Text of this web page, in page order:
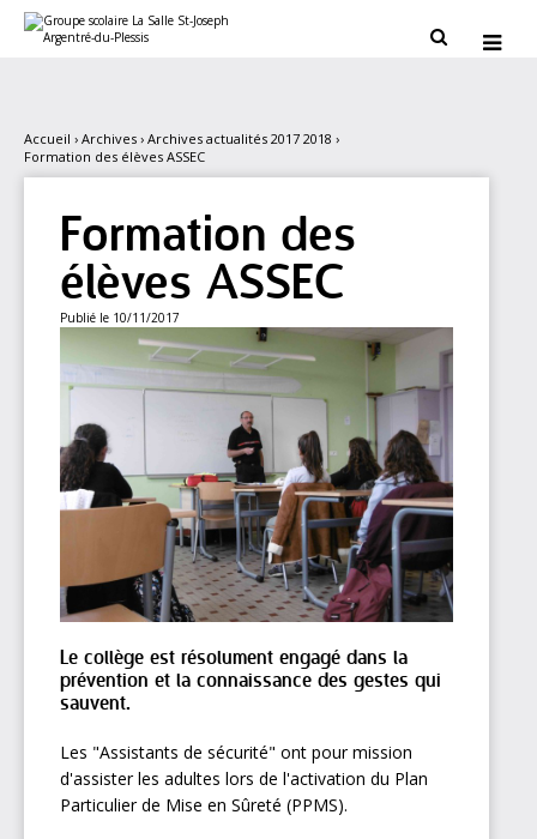
contenu.
personnels
 
Accueil › Archives › Archives actualités 2017 2018 ›
Formation des élèves ASSEC
Formation des
élèves ASSEC
Publié le 10/11/2017
Le collège est résolument engagé dans la
prévention et la connaissance des gestes qui
sauvent.
Les "Assistants de sécurité" ont pour mission
d'assister les adultes lors de l'activation du Plan
Particulier de Mise en Sûreté (PPMS).